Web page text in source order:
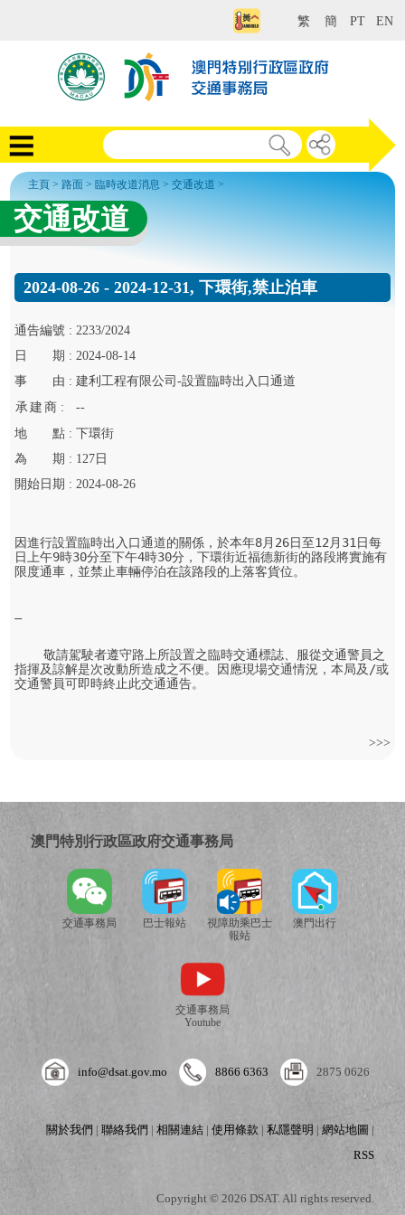
繁 簡 PT EN
主頁 >路面 > 臨時改道消息 >交通改道 >
交通改道
2024-08-26 - 2024-12-31, 下環街,禁止泊車
通告編號 :2233/2024
日
期 :2024-08-14
事
由 :建利工程有限公司-設置臨時出入口通道
承建 商 :
--
地
點 :下環街
為
期 : 127 日
開始 日期 :2024-08-26
因進行設置臨時出入口通道的關係，於本年8月26日至12月31日每
日上午9時30分至下午4時30分，下環街近福德新街的路段將實施有
限度通車，並禁止車輛停泊在該路段的上落客貨位。
敬請駕駛者遵守路上所設置之臨時交通標誌、服從交通警員之
指揮及諒解是次改動所造成之不便。因應現場交通情況，本局及/或
交通警員可即時終止此交通通告。
>>>
澳門特別行政區政府交通事務局
交通事務局 巴士報站
視障助乘巴士
報站
澳門出行
交通事務局
Youtube
info@dsat.gov.mo 8866 6363 2875 0626
關於我們 |聯絡我們 |相關連結 |使用條款 |私隱聲明 |網站地圖 |
RSS
Copyright © 2026 DSAT. All rights reserved.